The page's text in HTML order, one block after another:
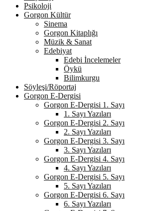
Psikoloji
Gorgon Kültür
Sinema
Gorgon Kitaplığı
Müzik & Sanat
Edebiyat
Edebi İncelemeler
Öykü
Bilimkurgu
Söyleşi/Röportaj
Gorgon E-Dergisi
Gorgon E-Dergisi 1. Sayı
1. Sayı Yazıları
Gorgon E-Dergisi 2. Sayı
2. Sayı Yazıları
Gorgon E-Dergisi 3. Sayı
3. Sayı Yazıları
Gorgon E-Dergisi 4. Sayı
4. Sayı Yazıları
Gorgon E-Dergisi 5. Sayı
5. Sayı Yazıları
Gorgon E-Dergisi 6. Sayı
6. Sayı Yazıları